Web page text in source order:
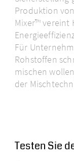
Produktion
Mixer™ vereint
Für
Rohstoffen
mischen
der
Testen Sie